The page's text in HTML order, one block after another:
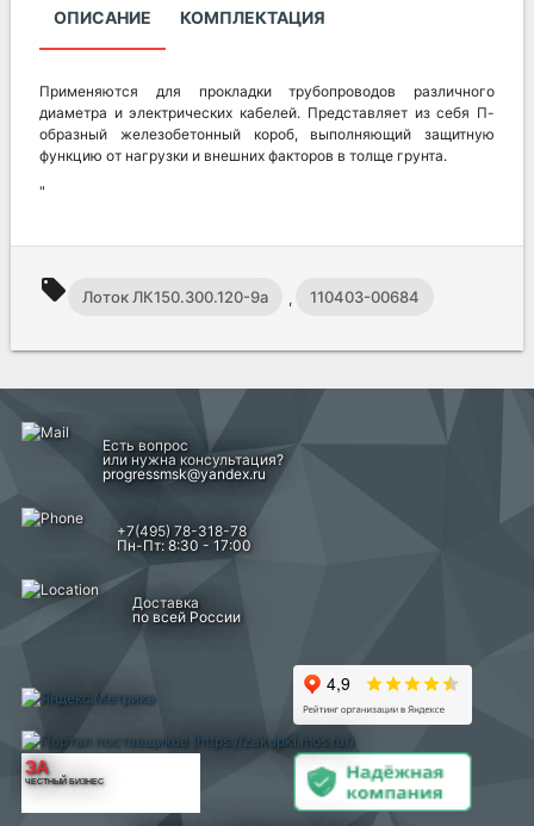
ОПИСАНИЕ КОМПЛЕКТАЦИЯ
Применяются для прокладки трубопроводов различного
диаметра и электрических кабелей. Представляет из себя П-
образный железобетонный короб, выполняющий защитную
функцию от нагрузки и внешних факторов в толще грунта.
"
local_offer Лоток ЛК150.300.120-9а , 110403-00684
Есть вопрос
или нужна консультация?
progressmsk@yandex.ru
+7(495) 78-318-78
Пн-Пт: 8:30 - 17:00
Доставка
по всей России
ЗА
ЧЕСТНЫЙ БИЗНЕС